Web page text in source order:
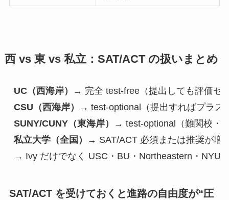
西 vs 東 vs 私立：SAT/ACT の扱いまとめ
UC（西海岸）
→ 完全 test-free（提出しても評価ゼ
CSU（西海岸）
→ test-optional（提出すればプラス
SUNY/CUNY（東海岸）
→ test-optional（難関校・
私立大学（全国）
→ SAT/ACT 必須または推奨が増
→ Ivy だけでなく USC・BU・Northeastern・NYU
SAT/ACT を受けておくと進路の自由度が“圧